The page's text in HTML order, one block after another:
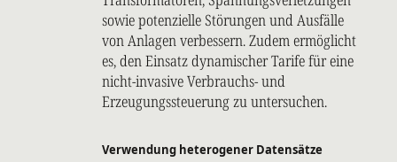
sowie potenzielle Störungen und Ausfälle
von Anlagen verbessern. Zudem ermöglicht
es, den Einsatz dynamischer Tarife für eine
nicht-invasive Verbrauchs- und
Erzeugungssteuerung zu untersuchen.
Verwendung heterogener Datensätze